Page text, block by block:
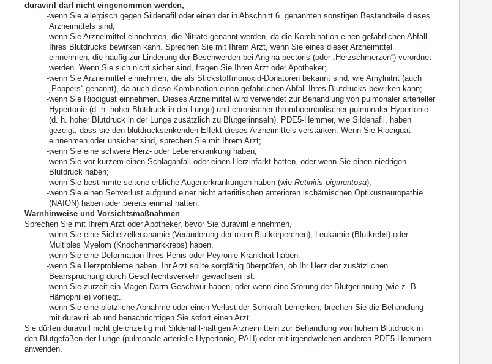
duraviril darf nicht eingenommen werden,
wenn Sie allergisch gegen Sildenafil oder einen der in Abschnitt 6. genannten sonstigen Bestandteile dieses
Arzneimittels sind;
wenn Sie Arzneimittel einnehmen, die Nitrate genannt werden, da die Kombination einen gefährlichen Abfall
Ihres Blutdrucks bewirken kann. Sprechen Sie mit Ihrem Arzt, wenn Sie eines dieser Arzneimittel
einnehmen, die häufig zur Linderung der Beschwerden bei Angina pectoris (oder „Herzschmerzen“) verordnet
werden. Wenn Sie sich nicht sicher sind, fragen Sie Ihren Arzt oder Apotheker;
wenn Sie Arzneimittel einnehmen, die als Stickstoffmonoxid-Donatoren bekannt sind, wie Amylnitrit (auch
„Poppers“ genannt), da auch diese Kombination einen gefährlichen Abfall Ihres Blutdrucks bewirken kann;
wenn Sie Riociguat einnehmen. Dieses Arzneimittel wird verwendet zur Behandlung von pulmonaler arterieller
Hypertonie (d. h. hoher Blutdruck in der Lunge) und chronischer thromboembolischer pulmonaler Hypertonie
(d. h. hoher Blutdruck in der Lunge zusätzlich zu Blutgerinnseln). PDE5-Hemmer, wie Sildenafil, haben
gezeigt, dass sie den blutdrucksenkenden Effekt dieses Arzneimittels verstärken. Wenn Sie Riociguat
einnehmen oder unsicher sind, sprechen Sie mit Ihrem Arzt;
wenn Sie eine schwere Herz- oder Lebererkrankung haben;
wenn Sie vor kurzem einen Schlaganfall oder einen Herzinfarkt hatten, oder wenn Sie einen niedrigen
Blutdruck haben;
wenn Sie bestimmte seltene erbliche Augenerkrankungen haben (wie Retinitis pigmentosa);
wenn Sie einen Sehverlust aufgrund einer nicht arteriitischen anterioren ischämischen Optikusneuropathie
(NAION) haben oder bereits einmal hatten.
Warnhinweise und Vorsichtsmaßnahmen
Sprechen Sie mit Ihrem Arzt oder Apotheker, bevor Sie duraviril einnehmen,
wenn Sie eine Sichelzellenanämie (Veränderung der roten Blutkörperchen), Leukämie (Blutkrebs) oder
Multiples Myelom (Knochenmarkkrebs) haben.
wenn Sie eine Deformation Ihres Penis oder Peyronie-Krankheit haben.
wenn Sie Herzprobleme haben. Ihr Arzt sollte sorgfältig überprüfen, ob Ihr Herz der zusätzlichen
Beanspruchung durch Geschlechtsverkehr gewachsen ist.
wenn Sie zurzeit ein Magen-Darm-Geschwür haben, oder wenn eine Störung der Blutgerinnung (wie z. B.
Hämophilie) vorliegt.
wenn Sie eine plötzliche Abnahme oder einen Verlust der Sehkraft bemerken, brechen Sie die Behandlung
mit duraviril ab und benachrichtigen Sie sofort einen Arzt.
Sie dürfen duraviril nicht gleichzeitig mit Sildenafil-haltigen Arzneimitteln zur Behandlung von hohem Blutdruck in
den Blutgefäßen der Lunge (pulmonale arterielle Hypertonie, PAH) oder mit irgendwelchen anderen PDE5-Hemmern
anwenden.